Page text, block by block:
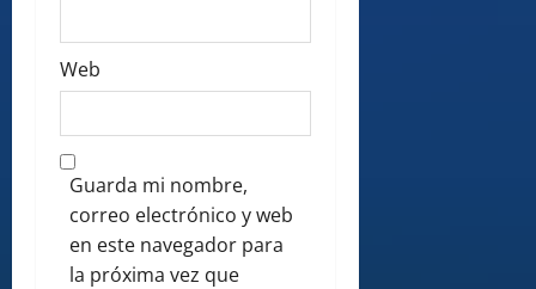
Web
Guarda mi nombre,
correo electrónico y web
en este navegador para
la próxima vez que